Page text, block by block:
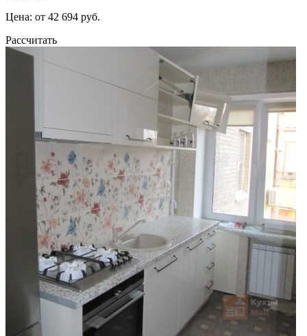
Цена: от 42 694 руб.
Рассчитать